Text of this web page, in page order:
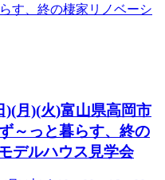
)(月)(火)富山県高岡市
～っと暮らす、終の
デルハウス見学会